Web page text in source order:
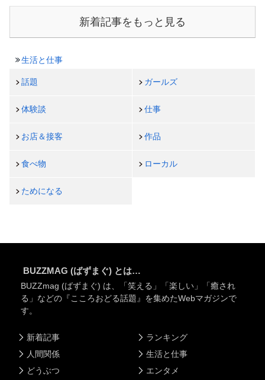
新着記事をもっと見る
生活と仕事
話題 ガールズ
体験談 仕事
お店＆接客 作品
食べ物 ローカル
ためになる
BUZZMAG (ばずまぐ) とは…
BUZZmag (ばずまぐ) は、「笑える」「楽しい」「癒され
る」などの『こころおどる話題』を集めたWebマガジンで
す。
新着記事
人間関係
どうぶつ
ランキング
生活と仕事
エンタメ